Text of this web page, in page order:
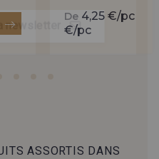
De 4,25 €/pc
€/pc
ASSORTIS DANS
et de promotions.